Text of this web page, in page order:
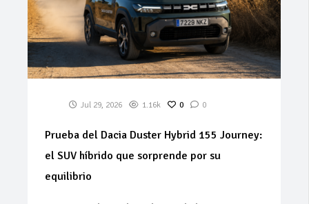
Jul 29, 2026 1.16k 0 0
Prueba del Dacia Duster Hybrid 155 Journey:
el SUV híbrido que sorprende por su
equilibrio